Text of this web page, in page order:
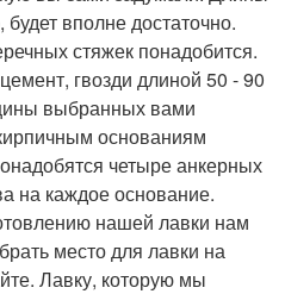
вполне достаточно.
стяжек понадобится.
гвозди длиной 50 - 90
выбранных вами
основаниям
четыре анкерных
на каждое основание.
нашей лавки нам
место для лавки на
Лавку, которую мы